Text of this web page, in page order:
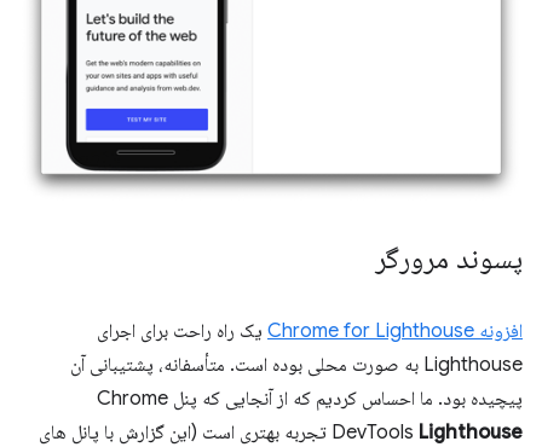
پسوند مرورگر
افزونه Chrome for Lighthouse
یک راه راحت برای اجرای
Lighthouse به صورت محلی بوده است. متأسفانه، پشتیبانی آن
پیچیده بود. ما احساس کردیم که از آنجایی که پنل Chrome
DevTools Lighthouse
تجربه بهتری است (این گزارش با پانل های